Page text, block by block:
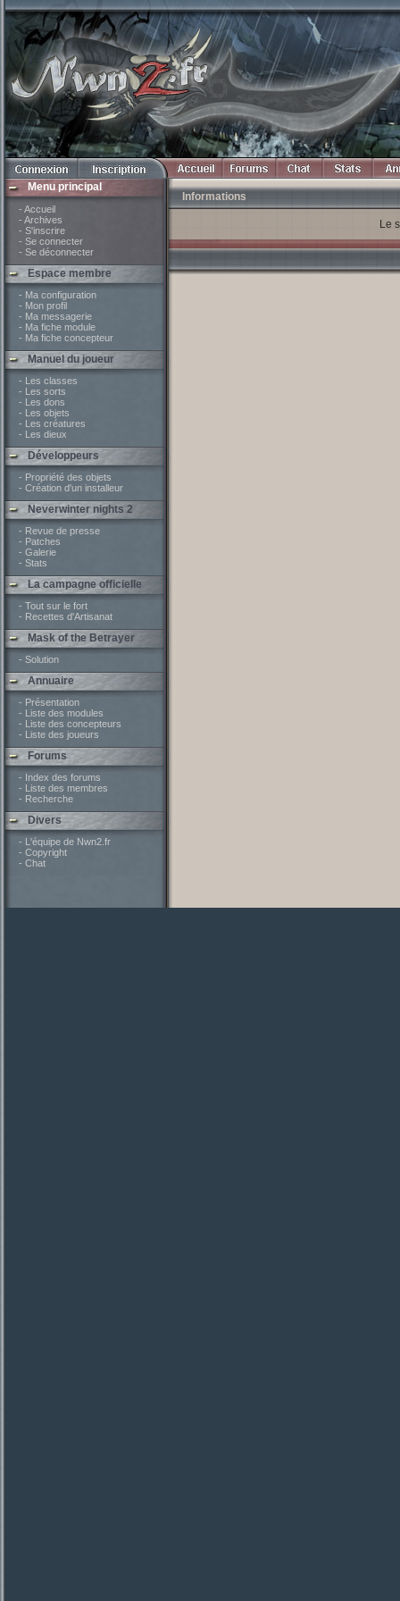
Menu principal
- Accueil
- Archives
- S'inscrire
- Se connecter
- Se déconnecter
Espace membre
- Ma configuration
- Mon profil
- Ma messagerie
- Ma fiche module
- Ma fiche concepteur
Manuel du joueur
- Les classes
- Les sorts
- Les dons
- Les objets
- Les créatures
- Les dieux
Développeurs
- Propriété des objets
- Création d'un installeur
Neverwinter nights 2
- Revue de presse
- Patches
- Galerie
- Stats
La campagne officielle
- Tout sur le fort
- Recettes d'Artisanat
Mask of the Betrayer
- Solution
Annuaire
- Présentation
- Liste des modules
- Liste des concepteurs
- Liste des joueurs
Forums
- Index des forums
- Liste des membres
- Recherche
Divers
- L'équipe de Nwn2.fr
- Copyright
- Chat
Informations
Le